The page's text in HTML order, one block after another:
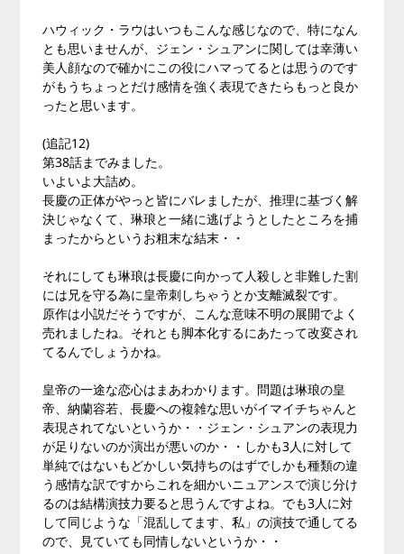
ハウィック・ラウはいつもこんな感じなので、特になん
とも思いませんが、ジェン・シュアンに関しては幸薄い
美人顔なので確かにこの役にハマってるとは思うのです
がもうちょっとだけ感情を強く表現できたらもっと良か
ったと思います。
(追記12)
第38話までみました。
いよいよ大詰め。
長慶の正体がやっと皆にバレましたが、推理に基づく解
決じゃなくて、琳琅と一緒に逃げようとしたところを捕
まったからというお粗末な結末・・
それにしても琳琅は長慶に向かって人殺しと非難した割
には兄を守る為に皇帝刺しちゃうとか支離滅裂です。
原作は小説だそうですが、こんな意味不明の展開でよく
売れましたね。それとも脚本化するにあたって改変され
てるんでしょうかね。
皇帝の一途な恋心はまあわかります。問題は琳琅の皇
帝、納蘭容若、長慶への複雑な思いがイマイチちゃんと
表現されてないというか・・ジェン・シュアンの表現力
が足りないのか演出が悪いのか・・しかも3人に対して
単純ではないもどかしい気持ちのはずでしかも種類の違
う感情な訳ですからこれを細かいニュアンスで演じ分け
るのは結構演技力要ると思うんですよね。でも3人に対
して同じような「混乱してます、私」の演技で通してる
ので、見ていても同情しないというか・・